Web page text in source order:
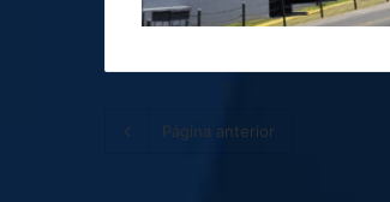
Página anterior